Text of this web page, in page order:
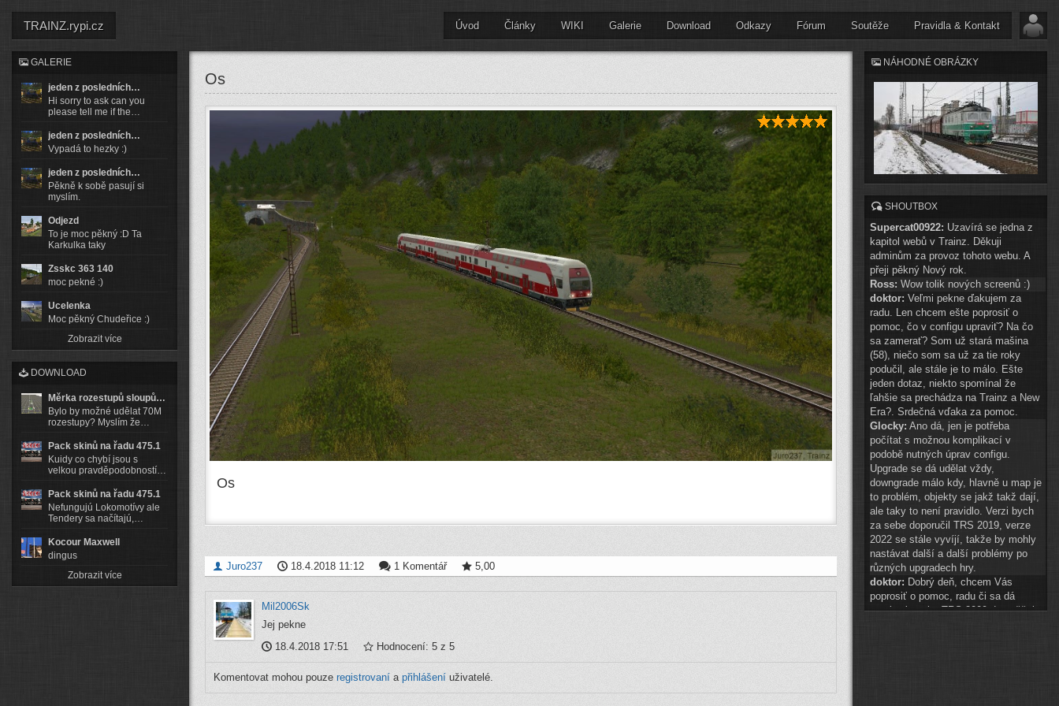
TRAINZ.rypi.cz Úvod Články WIKI Galerie Download Odkazy Fórum Soutěže Pravidla & Kontakt
GALERIE
jeden z posledních…
Hi sorry to ask can you
please tell me if the…
jeden z posledních…
Vypadá to hezky :)
jeden z posledních…
Pěkně k sobě pasují si
myslím.
Odjezd
To je moc pěkný :D Ta
Karkulka taky
Zsskc 363 140
moc pekné :)
Ucelenka
Moc pěkný Chudeřice :)
Zobrazit více
DOWNLOAD
Měrka rozestupů sloupů…
Bylo by možné udělat 70M
rozestupy? Myslím že…
Pack skinů na řadu 475.1
Kuidy co chybí jsou s
velkou pravděpodobností…
Pack skinů na řadu 475.1
Nefungujú Lokomotívy ale
Tendery sa načítajú,…
Kocour Maxwell
dingus
Zobrazit více
NÁHODNÉ OBRÁZKY
SHOUTBOX
Supercat00922: Uzavírá se jedna z
kapitol webů v Trainz. Děkuji
adminům za provoz tohoto webu. A
přeji pěkný Nový rok.
Ross: Wow tolik nových screenů :)
doktor: Veľmi pekne ďakujem za
radu. Len chcem ešte poprosiť o
pomoc, čo v configu upraviť? Na čo
sa zamerať? Som už stará mašina
(58), niečo som sa už za tie roky
podučil, ale stále je to málo. Ešte
jeden dotaz, niekto spomínal že
ľahšie sa prechádza na Trainz a New
Era?. Srdečná vďaka za pomoc.
Glocky: Ano dá, jen je potřeba
počítat s možnou komplikací v
podobě nutných úprav configu.
Upgrade se dá udělat vždy,
downgrade málo kdy, hlavně u map je
to problém, objekty se jakž takž dají,
ale taky to není pravidlo. Verzi bych
za sebe doporučil TRS 2019, verze
2022 se stále vyvíjí, takže by mohly
nastávat další a další problémy po
různých upgradech hry.
doktor: Dobrý deň, chcem Vás
poprosiť o pomoc, radu či sa dá
preniesť tvorba TRS 2009 do vyššej
Os
Os
Juro237 18.4.2018 11:12 1 Komentář 5,00
Mil2006Sk
Jej pekne
18.4.2018 17:51
Hodnocení: 5 z 5
Komentovat mohou pouze registrovaní a přihlášení uživatelé.